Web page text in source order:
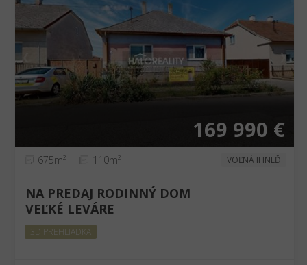
❯
169 990 €
675m² 110m² VOĽNÁ IHNEĎ
NA PREDAJ RODINNÝ DOM
VEĽKÉ LEVÁRE
3D PREHLIADKA